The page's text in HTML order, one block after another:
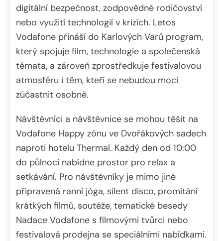
digitální bezpečnost, zodpovědné rodičovství
nebo využití technologií v krizích. Letos
Vodafone přináší do Karlových Varů program,
který spojuje film, technologie a společenská
témata, a zároveň zprostředkuje festivalovou
atmosféru i těm, kteří se nebudou moci
zúčastnit osobně.
Návštěvníci a návštěvnice se mohou těšit na
Vodafone Happy zónu ve Dvořákových sadech
naproti hotelu Thermal. Každý den od 10:00
do půlnoci nabídne prostor pro relax a
setkávání. Pro návštěvníky je mimo jiné
připravená ranní jóga, silent disco, promítání
krátkých filmů, soutěže, tematické besedy
Nadace Vodafone s filmovými tvůrci nebo
festivalová prodejna se speciálními nabídkami.